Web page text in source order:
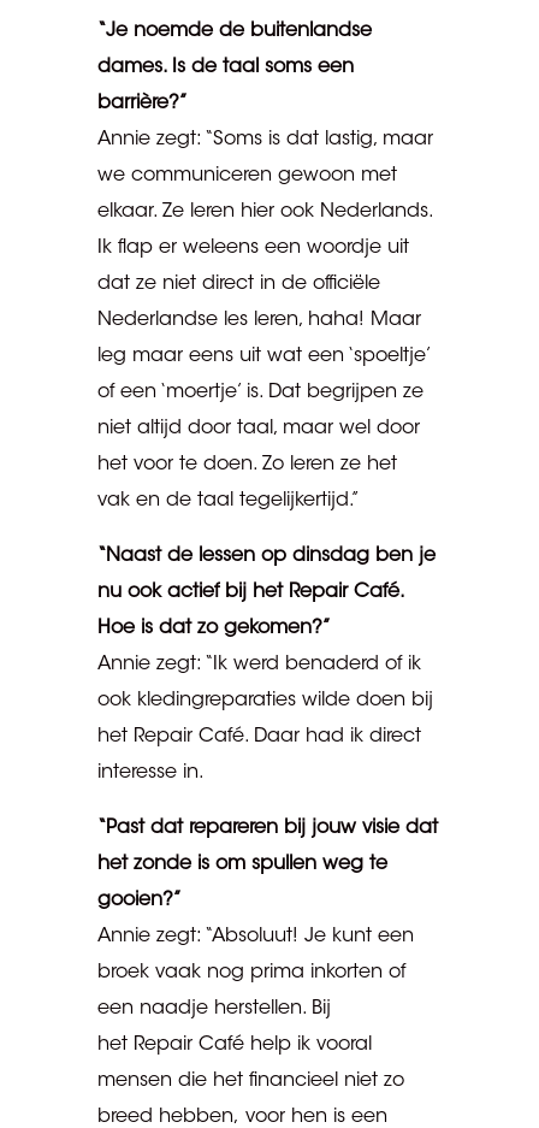
“Je noemde de buitenlandse
dames. Is de taal soms een
barrière?”
Annie zegt: “Soms is dat lastig, maar
we communiceren gewoon met
elkaar. Ze leren hier ook Nederlands.
Ik flap er weleens een woordje uit
dat ze niet direct in de officiële
Nederlandse les leren, haha! Maar
leg maar eens uit wat een ‘spoeltje’
of een ‘moertje’ is. Dat begrijpen ze
niet altijd door taal, maar wel door
het voor te doen. Zo leren ze het
vak en de taal tegelijkertijd.”
“Naast de lessen op dinsdag ben je
nu ook actief bij het Repair Café.
Hoe is dat zo gekomen?”
Annie zegt: “Ik werd benaderd of ik
ook kledingreparaties wilde doen bij
het Repair Café. Daar had ik direct
interesse in.
“Past dat repareren bij jouw visie dat
het zonde is om spullen weg te
gooien?”
Annie zegt: “Absoluut! Je kunt een
broek vaak nog prima inkorten of
een naadje herstellen. Bij
het Repair Café help ik vooral
mensen die het financieel niet zo
breed hebben, voor hen is een